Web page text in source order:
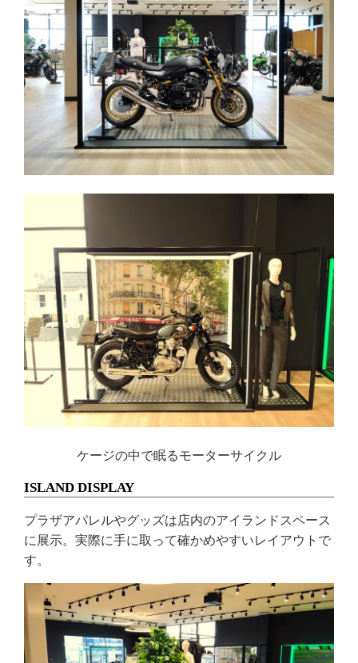
ケージの中で眠るモーターサイクル
ISLAND DISPLAY
プラザアパレルやグッズは店内のアイランドスペース
に展示。実際に手に取って確かめやすいレイアウトで
す。